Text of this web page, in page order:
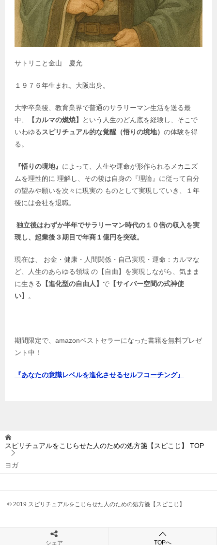
サトリこと金山 慶允
１９７６年生まれ。大阪出身。
大学卒業後、教育業界で普通のサラリーマン生活を送る最
中、
【カルマの燃焼】
という人生のどん底を経験し、そこで
いわゆるスピリチュアル的な覚醒（悟りの境地） の体験を得
る。
『悟りの境地』 によって、人生や運命が形作られるメカニズ
ムを理性的に 理解し、その後は自身の『理論』に従って自分
の望みや願いを次々に現実の ものとして実現していき、１年
後には会社を退職。
独立後はわずか半年でサラリーマン時代の１０倍の収入を実
現し、起業後３期目で年商１億円を突破。
現在は、 お金・健康・人間関係・自己実現・運命：カルマな
ど、人生のあらゆる領域 の【自由】を実現しながら、気まま
に生きる
【進化型の自由人】 で 【サイバー空間の式神使
い】 。
期間限定で、amazonベストセラーになった書籍を無料プレゼ
ント中！
『あなたの意識レベルを進化させるセルフコーチング』
スピリチュアルをこじらせた人のための処方箋【スピこじ】 TOP
ヨガ
© 2019 スピリチュアルをこじらせた人のための処方箋【スピこじ】
シェア TOPへ